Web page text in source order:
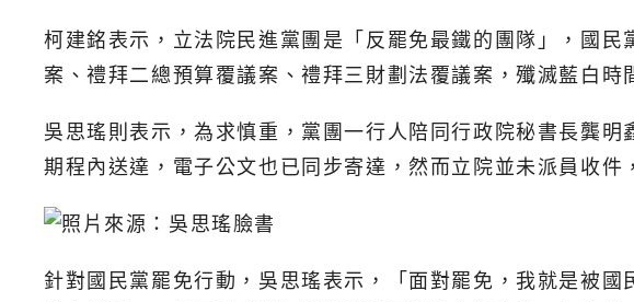
柯建銘表示，立法院民進黨團是「反罷免最鐵的團隊」，國
案、禮拜二總預算覆議案、禮拜三財劃法覆議案，殲滅藍白時
吳思瑤則表示，為求慎重，黨團一行人陪同行政院秘書長龔
期程內送達，電子公文也已同步寄達，然而立院並未派員收
針對國民黨罷免行動，吳思瑤表示，「面對罷免，我就是被